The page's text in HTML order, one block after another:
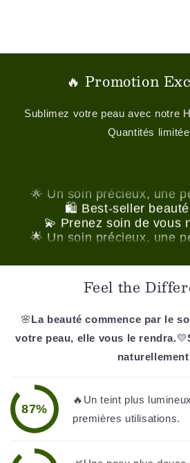
🔥 Promotion
Sublimez votre peau avec notre
Quantités
🌟 Un soin précieux, une
🛍️ Best-seller
💫 Prenez soin de vous
🌟 Un soin précieux, une
🛍️ Best-seller
🛍️ Best-seller beauté
🌟 Un soin précieux, une
Feel the
🌸La beauté commence par le
votre peau, elle vous le rendra.💛
87%
🔥Un teint plus
premières utilisations.